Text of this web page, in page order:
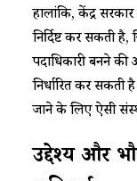
हालांकि, केंद्र
निर्दिष्ट कर सकती
पदाधिकारी बनने
निर्धारित कर सकती
जाने के लिए ऐसी
उद्देश्य और